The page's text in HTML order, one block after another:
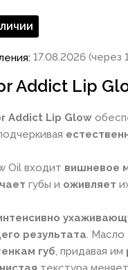
17.08.2026 (через
Addict Lip
Addict Lip Glow
Oil входит вишневое
губы и оживляет
результата. Масло
губ, придавая им